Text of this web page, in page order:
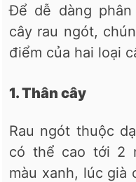
Để dễ dàng
cây rau ngót,
điểm của hai loại
1. Thân cây
Rau ngót thuộc
có thể cao tới 2
màu xanh, lúc già